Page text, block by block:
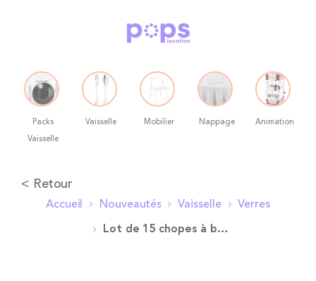
Packs
Vaisselle
Vaisselle Mobilier Nappage Animation
Allez
contenu
< Retour
Accueil Nouveautés Vaisselle Verres
Lot de 15 chopes à bière 50 cl